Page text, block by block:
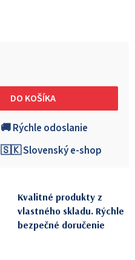
DO KOŠÍKA
🚚 Rýchle odoslanie
🇸🇰 Slovenský e-shop
Kvalitné produkty z
vlastného skladu. Rýchle
bezpečné doručenie